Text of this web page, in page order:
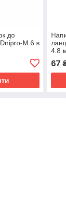
до
M 6 в
4.8
67